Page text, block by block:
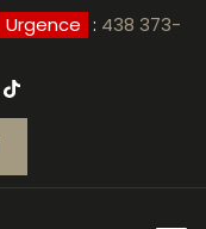
Urgence : 438 373-